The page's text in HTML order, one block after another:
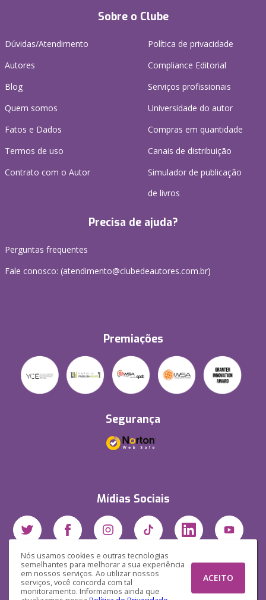
Nós usamos cookies e outras tecnologias
semelhantes para melhorar a sua experiência
em nossos serviços. Ao utilizar nossos
serviços, você concorda com tal
monitoramento. Informamos ainda que
ACEITO
Sobre o Clube
Dúvidas/Atendimento
Autores
Blog
Quem somos
Fatos e Dados
Termos de uso
Contrato com o Autor
Política de privacidade
Compliance Editorial
Serviços profissionais
Universidade do autor
Compras em quantidade
Canais de distribuição
Simulador de publicação
de livros
Precisa de ajuda?
Perguntas frequentes
Fale conosco: (atendimento@clubedeautores.com.br)
Premiações
Segurança
Mídias Sociais